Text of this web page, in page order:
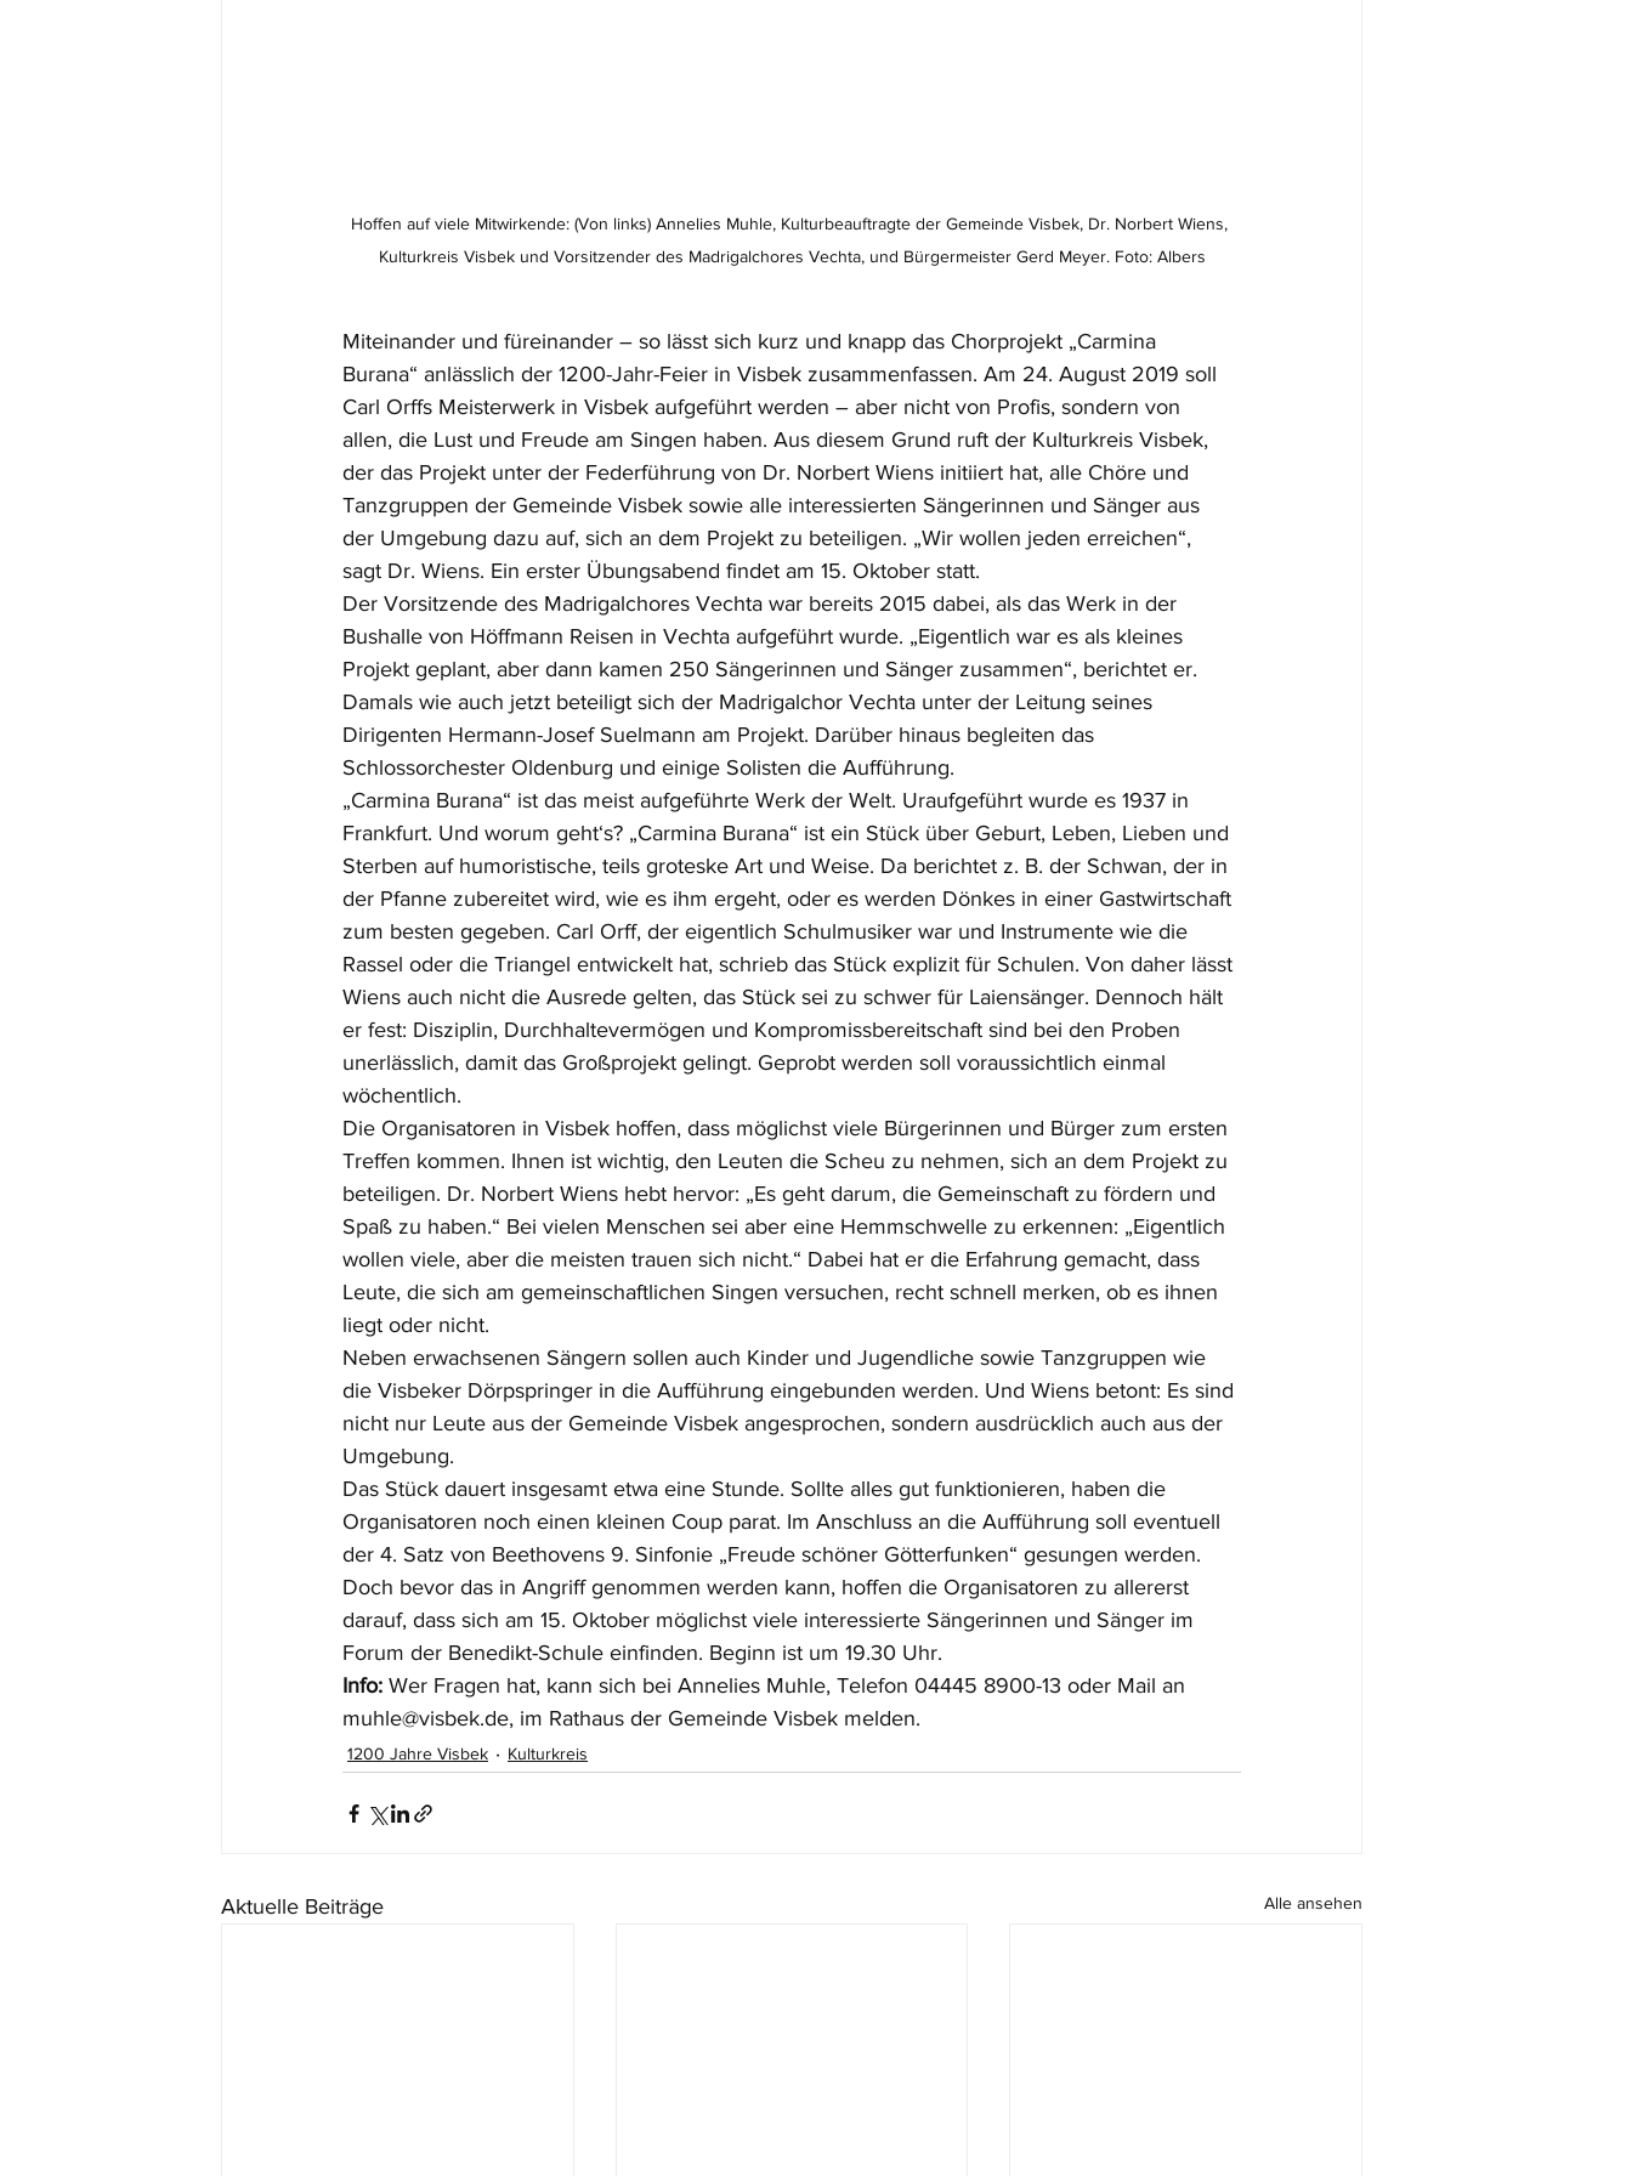
Hoffen auf viele Mitwirkende: (Von links) Annelies Muhle, Kulturbeauftragte der Gemeinde Visbek, Dr. Norbert Wiens,
Kulturkreis Visbek und Vorsitzender des Madrigalchores Vechta, und Bürgermeister Gerd Meyer. Foto: Albers
Miteinander und füreinander – so lässt sich kurz und knapp das Chorprojekt „Carmina
Burana“ anlässlich der 1200-Jahr-Feier in Visbek zusammenfassen. Am 24. August 2019 soll
Carl Orffs Meisterwerk in Visbek aufgeführt werden – aber nicht von Profis, sondern von
allen, die Lust und Freude am Singen haben. Aus diesem Grund ruft der Kulturkreis Visbek,
der das Projekt unter der Federführung von Dr. Norbert Wiens initiiert hat, alle Chöre und
Tanzgruppen der Gemeinde Visbek sowie alle interessierten Sängerinnen und Sänger aus
der Umgebung dazu auf, sich an dem Projekt zu beteiligen. „Wir wollen jeden erreichen“,
sagt Dr. Wiens. Ein erster Übungsabend findet am 15. Oktober statt.
Der Vorsitzende des Madrigalchores Vechta war bereits 2015 dabei, als das Werk in der
Bushalle von Höffmann Reisen in Vechta aufgeführt wurde. „Eigentlich war es als kleines
Projekt geplant, aber dann kamen 250 Sängerinnen und Sänger zusammen“, berichtet er.
Damals wie auch jetzt beteiligt sich der Madrigalchor Vechta unter der Leitung seines
Dirigenten Hermann-Josef Suelmann am Projekt. Darüber hinaus begleiten das
Schlossorchester Oldenburg und einige Solisten die Aufführung.
„Carmina Burana“ ist das meist aufgeführte Werk der Welt. Uraufgeführt wurde es 1937 in
Frankfurt. Und worum geht‘s? „Carmina Burana“ ist ein Stück über Geburt, Leben, Lieben und
Sterben auf humoristische, teils groteske Art und Weise. Da berichtet z. B. der Schwan, der in
der Pfanne zubereitet wird, wie es ihm ergeht, oder es werden Dönkes in einer Gastwirtschaft
zum besten gegeben. Carl Orff, der eigentlich Schulmusiker war und Instrumente wie die
Rassel oder die Triangel entwickelt hat, schrieb das Stück explizit für Schulen. Von daher lässt
Wiens auch nicht die Ausrede gelten, das Stück sei zu schwer für Laiensänger. Dennoch hält
er fest: Disziplin, Durchhaltevermögen und Kompromissbereitschaft sind bei den Proben
unerlässlich, damit das Großprojekt gelingt. Geprobt werden soll voraussichtlich einmal
wöchentlich.
Die Organisatoren in Visbek hoffen, dass möglichst viele Bürgerinnen und Bürger zum ersten
Treffen kommen. Ihnen ist wichtig, den Leuten die Scheu zu nehmen, sich an dem Projekt zu
beteiligen. Dr. Norbert Wiens hebt hervor: „Es geht darum, die Gemeinschaft zu fördern und
Spaß zu haben.“ Bei vielen Menschen sei aber eine Hemmschwelle zu erkennen: „Eigentlich
wollen viele, aber die meisten trauen sich nicht.“ Dabei hat er die Erfahrung gemacht, dass
Leute, die sich am gemeinschaftlichen Singen versuchen, recht schnell merken, ob es ihnen
liegt oder nicht.
Neben erwachsenen Sängern sollen auch Kinder und Jugendliche sowie Tanzgruppen wie
die Visbeker Dörpspringer in die Aufführung eingebunden werden. Und Wiens betont: Es sind
nicht nur Leute aus der Gemeinde Visbek angesprochen, sondern ausdrücklich auch aus der
Umgebung.
Das Stück dauert insgesamt etwa eine Stunde. Sollte alles gut funktionieren, haben die
Organisatoren noch einen kleinen Coup parat. Im Anschluss an die Aufführung soll eventuell
der 4. Satz von Beethovens 9. Sinfonie „Freude schöner Götterfunken“ gesungen werden.
Doch bevor das in Angriff genommen werden kann, hoffen die Organisatoren zu allererst
darauf, dass sich am 15. Oktober möglichst viele interessierte Sängerinnen und Sänger im
Forum der Benedikt-Schule einfinden. Beginn ist um 19.30 Uhr.
Info: Wer Fragen hat, kann sich bei Annelies Muhle, Telefon 04445 8900-13 oder Mail an
muhle@visbek.de, im Rathaus der Gemeinde Visbek melden.
1200 Jahre Visbek Kulturkreis
Aktuelle Beiträge Alle ansehen